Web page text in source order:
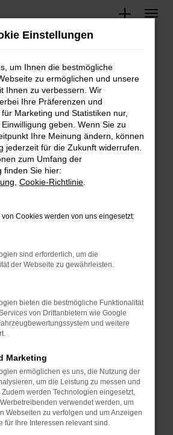
Fahrzeugbestand
Error
Fehler aufgetreten.
Tipps, die dir helfen können:
Firewall und deine
zum Beispiel deine
bestimmter Seiten
die Seite in einem
oder in einem privaten
neu.
helfen, vorübergehende
auf dem neuesten Stand
birgt nicht nur ein
sondern kann auch dazu
Funktionen nicht mehr
Einstellungen
um Ihnen die bestmögliche
zu ermöglichen und unsere
Ihnen zu verbessern. Wir
Ihre Präferenzen und
Marketing und Statistiken nur,
geben. Wenn Sie zu
Ihre Meinung ändern, können
jederzeit für die Zukunft widerrufen.
zum Umfang der
finden Sie hier:
Cookie-Richtlinie
Cookies werden von uns eingesetzt:
sind erforderlich, um die
der Webseite zu gewährleisten.
bieten die bestmögliche Funktionalität
von Drittanbietern wie Google
und weitere
Marketing
ermöglichen es uns, die Nutzung der
um die Leistung zu messen und
werden Technologien eingesetzt,
verwendet werden, um
Webseiten zu verfolgen und um Anzeigen
für Ihre Interessen relevant sind.